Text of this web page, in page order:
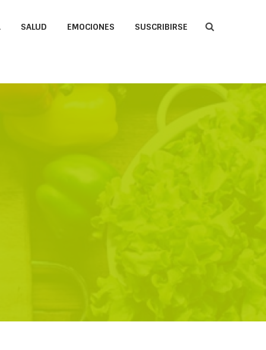
SALUD EMOCIONES SUSCRIBIRSE